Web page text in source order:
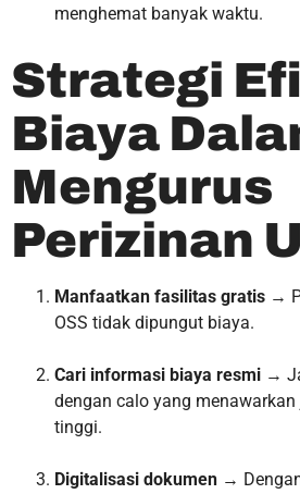
menghemat banyak waktu.
Strategi
Biaya
Mengurus
Perizinan
Manfaatkan fasilitas gratis →
OSS tidak dipungut biaya.
Cari informasi biaya resmi →
dengan calo yang
tinggi.
Digitalisasi dokumen →